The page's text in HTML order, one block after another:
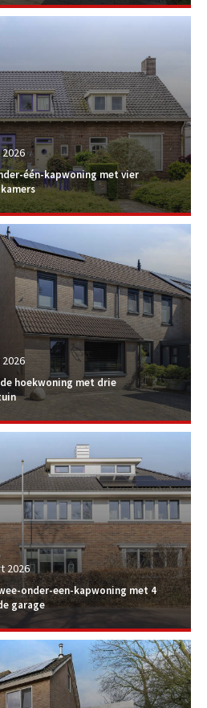
één-kapwoning met vier
hoekwoning met drie
2026
onder-een-kapwoning met 4
garage